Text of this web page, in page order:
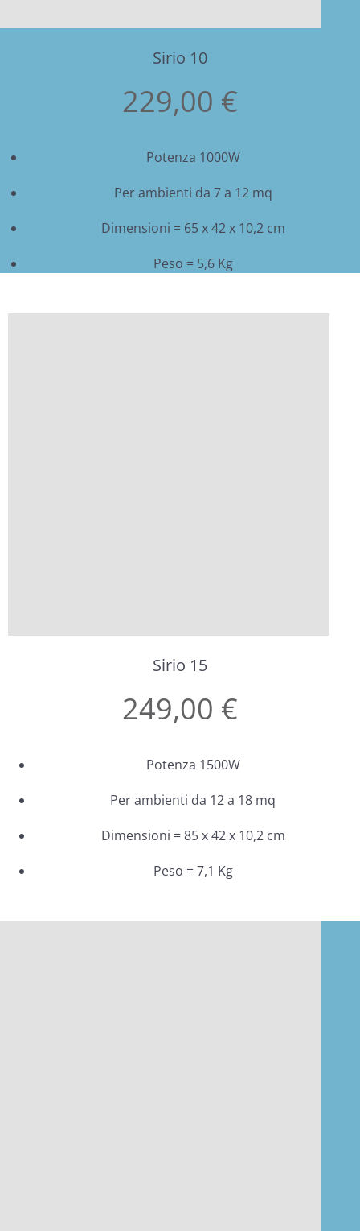
Sirio 10
229,00 €
Potenza 1000W
Per ambienti da 7 a 12 mq
Dimensioni = 65 x 42 x 10,2 cm
Peso = 5,6 Kg
Sirio 15
249,00 €
Potenza 1500W
Per ambienti da 12 a 18 mq
Dimensioni = 85 x 42 x 10,2 cm
Peso = 7,1 Kg